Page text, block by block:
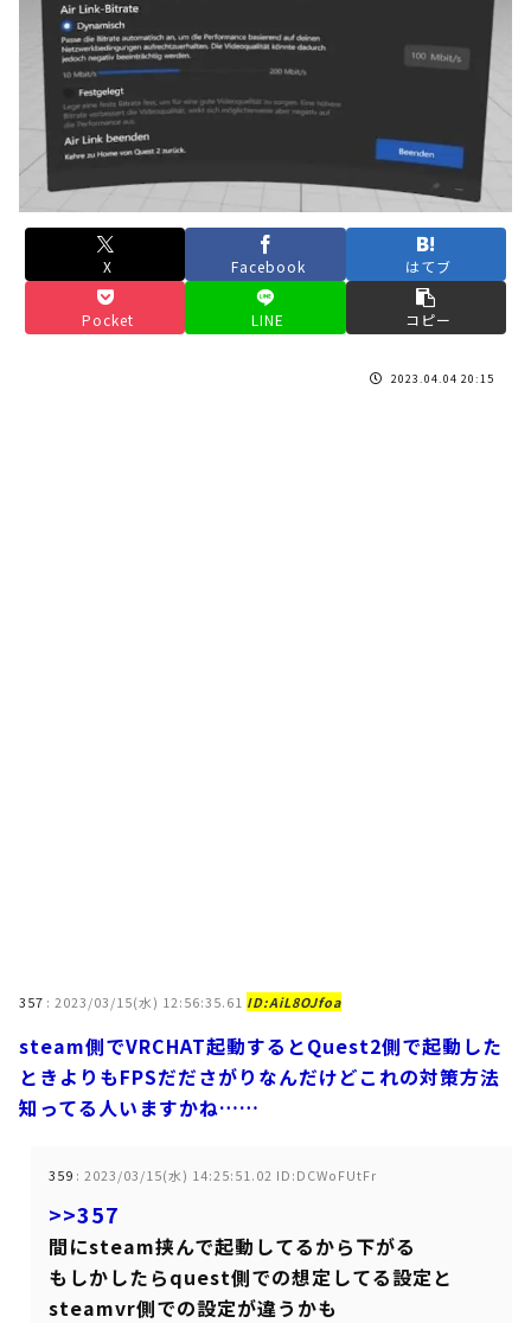
Powered by livedoor 相互RSS
X Facebook はてブ
Pocket LINE コピー
2023.04.04 20:15
357 : 2023/03/15(水) 12:56:35.61 ID:AiL8OJfoa
steam側でVRCHAT起動するとQuest2側で起動した
ときよりもFPSだださがりなんだけどこれの対策方法
知ってる人いますかね……
359 : 2023/03/15(水) 14:25:51.02 ID:DCWoFUtFr
>>357
間にsteam挟んで起動してるから下がる
もしかしたらquest側での想定してる設定と
steamvr側での設定が違うかも